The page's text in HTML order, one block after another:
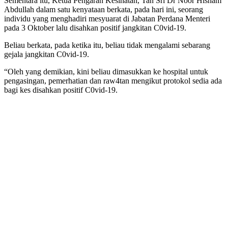
Abdullah dalam satu kenyataan berkata, pada hari ini, seorang
individu yang menghadiri mesyuarat di Jabatan Perdana Menteri
pada 3 Oktober lalu disahkan positif jangkitan C0vid-19.
Beliau berkata, pada ketika itu, beliau tidak mengalami sebarang
gejala jangkitan C0vid-19.
“Oleh yang demikian, kini beliau dimasukkan ke hospital untuk
pengasingan, pemerhatian dan raw4tan mengikut protokol sedia ada
bagi kes disahkan positif C0vid-19.